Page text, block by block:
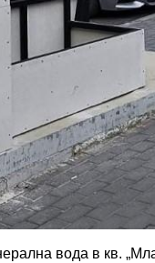
вода в кв.